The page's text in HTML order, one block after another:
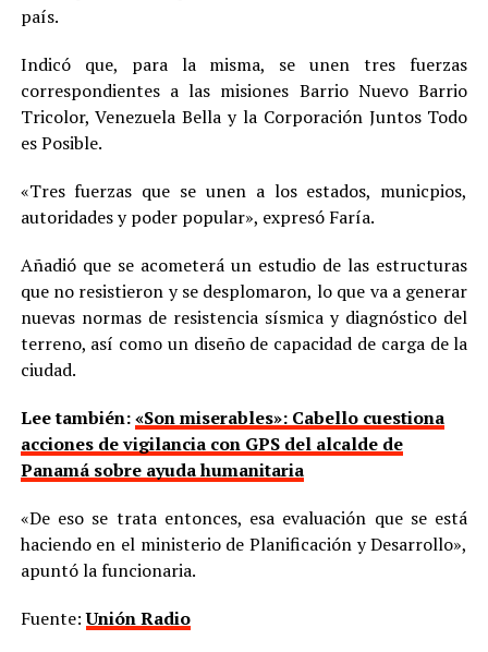
país.
Indicó que, para la misma, se unen tres fuerzas
correspondientes a las misiones Barrio Nuevo Barrio
Tricolor, Venezuela Bella y la Corporación Juntos Todo
es Posible.
«Tres fuerzas que se unen a los estados, municpios,
autoridades y poder popular», expresó Faría.
Añadió que se acometerá un estudio de las estructuras
que no resistieron y se desplomaron, lo que va a generar
nuevas normas de resistencia sísmica y diagnóstico del
terreno, así como un diseño de capacidad de carga de la
ciudad.
Lee también:«Son miserables»: Cabello cuestiona
acciones de vigilancia con GPS del alcalde de
Panamá sobre ayuda humanitaria
«De eso se trata entonces, esa evaluación que se está
haciendo en el ministerio de Planificación y Desarrollo»,
apuntó la funcionaria.
Fuente:Unión Radio